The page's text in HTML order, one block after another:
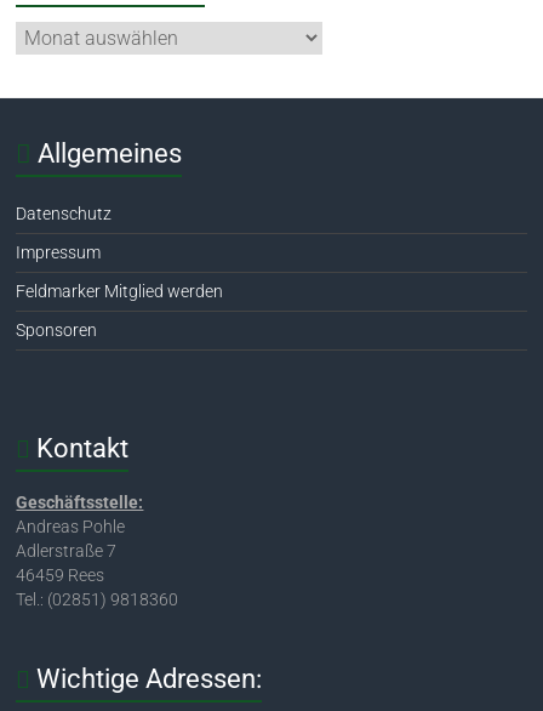
Allgemeines
Datenschutz
Impressum
Feldmarker Mitglied werden
Sponsoren
Kontakt
Geschäftsstelle:
Andreas Pohle
Adlerstraße 7
46459 Rees
Tel.: (02851) 9818360
Wichtige Adressen: